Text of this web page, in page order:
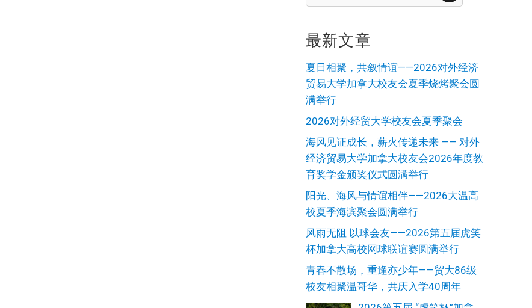
最新文章
夏日相聚，共叙情谊——2026对外经济
贸易大学加拿大校友会夏季烧烤聚会圆
满举行
2026对外经贸大学校友会夏季聚会
海风见证成长，薪火传递未来 —— 对外
经济贸易大学加拿大校友会2026年度教
育奖学金颁奖仪式圆满举行
阳光、海风与情谊相伴——2026大温高
校夏季海滨聚会圆满举行
风雨无阻 以球会友——2026第五届虎笑
杯加拿大高校网球联谊赛圆满举行
青春不散场，重逢亦少年——贸大86级
校友相聚温哥华，共庆入学40周年